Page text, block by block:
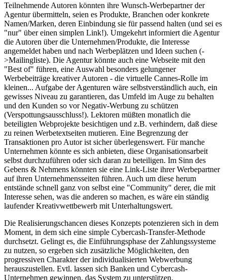
Teilnehmende Autoren könnten ihre Wunsch-Werbepartner der
Agentur übermitteln, seien es Produkte, Branchen oder konkrete
Namen/Marken, deren Einbindung sie für passend halten (und sei es
"nur" über einen simplen Link!). Umgekehrt informiert die Agentur
die Autoren über die Unternehmen/Produkte, die Interesse
angemeldet haben und nach Werbeplätzen und Ideen suchen (-
>Mailingliste). Die Agentur könnte auch eine Webseite mit den
"Best of" führen, eine Auswahl besonders gelungener
Werbebeiträge kreativer Autoren - die virtuelle Cannes-Rolle im
kleinen... Aufgabe der Agenturen wäre selbstverständlich auch, ein
gewisses Niveau zu garantieren, das Umfeld im Auge zu behalten
und den Kunden so vor Negativ-Werbung zu schützen
(Verspottungsausschluss!). Lektoren müßten monatlich die
beteiligten Webprojekte besichtigen und z.B. verhindern, daß diese
zu reinen Werbetextseiten mutieren. Eine Begrenzung der
Transaktionen pro Autor ist sicher überlegenswert. Für manche
Unternehmen könnte es sich anbieten, diese Organisationsarbeit
selbst durchzuführen oder sich daran zu beteiligen. Im Sinn des
Gebens & Nehmens könnten sie eine Link-Liste ihrer Werbepartner
auf ihren Unternehmensseiten führen. Auch um diese herum
entstände schnell ganz von selbst eine "Community" derer, die mit
Interesse sehen, was die anderen so machen, es wäre ein ständig
laufender Kreativwettbewerb mit Unterhaltungswert.
Die Realisierungschancen dieses Konzepts potenzieren sich in dem
Moment, in dem sich eine simple Cybercash-Transfer-Methode
durchsetzt. Gelingt es, die Einführungsphase der Zahlungssysteme
zu nutzen, so ergeben sich zusätzliche Möglichkeiten, den
progressiven Charakter der individualisierten Webwerbung
herauszustellen. Evtl. lassen sich Banken und Cybercash-
Unternehmen gewinnen, das System zu unterstützen.